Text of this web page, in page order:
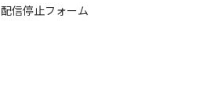
配信停止フォーム